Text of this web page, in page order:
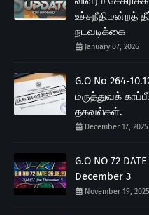
உச்சநீதிமன்றத்
நடவடிக்கை
January 07, 2026
G.O No 264-
மருத்துவக்
தகவல்கள்.
December 17, 2025
G.O NO 72
December 3
November 19, 2025